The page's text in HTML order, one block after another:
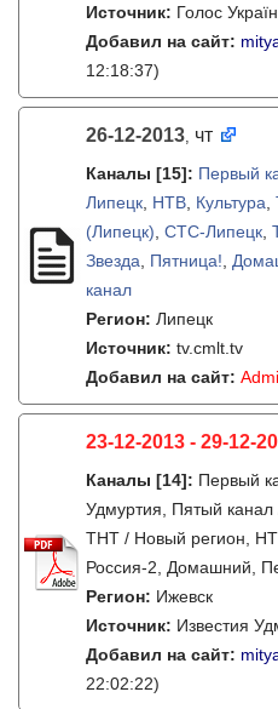
Источник: Голос
Добавил на сайт:
12:18:37)
26-12-2013, чт
Каналы [15]: Первый
Липецк НТВ Культура
(Липецк) СТС-Липецк
Звезда
Пятница!
канал
Регион: Липецк
Источник: tv.cmlt.tv
Добавил на сайт:
23-12-2013 - 29-12-
Каналы [14]: Первый
Удмуртия, Пятый
ТНТ / Новый регион,
Россия-2, Домашний,
Регион: Ижевск
Источник: Известия
Добавил на сайт:
22:02:22)